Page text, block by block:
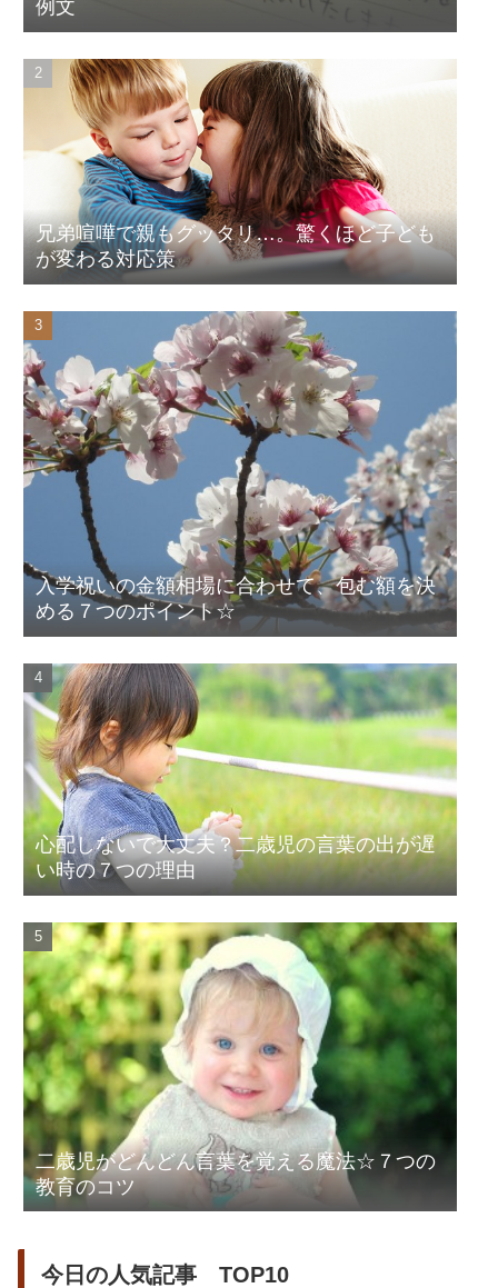
例文
兄弟喧嘩で親もグッタリ…。驚くほど子ども
が変わる対応策
入学祝いの金額相場に合わせて、包む額を決
める７つのポイント☆
心配しないで大丈夫？二歳児の言葉の出が遅
い時の７つの理由
二歳児がどんどん言葉を覚える魔法☆７つの
教育のコツ
今日の人気記事 TOP10